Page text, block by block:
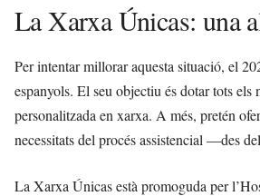
La Xarxa Únicas: una
Per intentar millorar aquesta situació, el
espanyols. El seu objectiu és dotar tots
personalitzada en xarxa. A més, pretén
necessitats del procés assistencial —des
La Xarxa Únicas està promoguda per